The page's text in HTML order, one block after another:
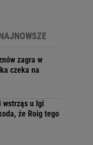
zagra w
czeka na
wstrząs u Igi
że Roig tego